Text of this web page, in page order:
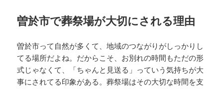
曽於市で葬祭場が大切にされる理由
曽於市って自然が多くて、地域のつながりがしっかりし
てる場所だよね。だからこそ、お別れの時間もただの形
式じゃなくて、「ちゃんと見送る」っていう気持ちが大
事にされてる印象がある。葬祭場はその大切な時間を支